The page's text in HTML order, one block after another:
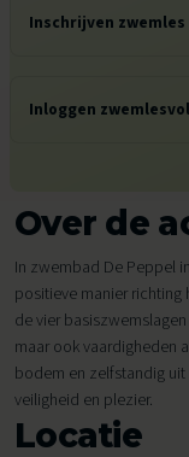
Inschrijven
Inloggen
Over de
In zwembad De Peppel
positieve manier richting
de vier
maar ook vaardigheden
bodem en zelfstandig
veiligheid en plezier.
Locatie